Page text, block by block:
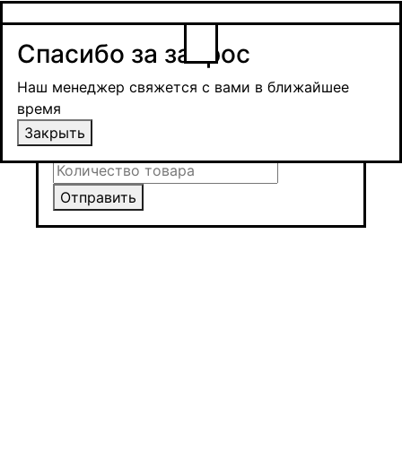
Заказ товара
Уведомить о поступлении
Спасибо за заявку
Наш менеджер свяжется с вами в ближайшее
время и обсудит сроки поставки и условия
оплаты
Закрыть
Получить оптовую цену
Отправить
Спасибо за запрос
Наш менеджер свяжется с вами в ближайшее
время
Закрыть